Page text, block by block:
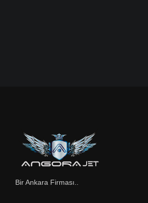
Bir Ankara Firması..